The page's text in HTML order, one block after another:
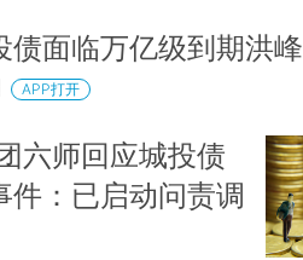
债面临万亿级到期洪峰
APP打开
六师回应城投债
件：已启动问责调